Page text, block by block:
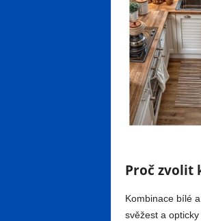
Proč zvolit
Kombinace bílé
svěžest a